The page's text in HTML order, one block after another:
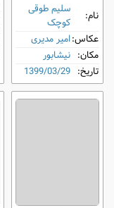
نام:
سلیم طوقی
کوچک
عکاس:امیر مدیری
مکان: نیشابور
تاریخ: 1399/03/29